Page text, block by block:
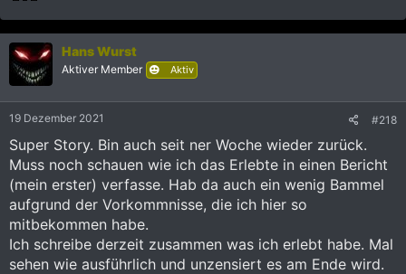
Hans Wurst
Aktiver Member Aktiv
19 Dezember 2021 #218
Super Story. Bin auch seit ner Woche wieder zurück.
Muss noch schauen wie ich das Erlebte in einen Bericht
(mein erster) verfasse. Hab da auch ein wenig Bammel
aufgrund der Vorkommnisse, die ich hier so
mitbekommen habe.
Ich schreibe derzeit zusammen was ich erlebt habe. Mal
sehen wie ausführlich und unzensiert es am Ende wird.